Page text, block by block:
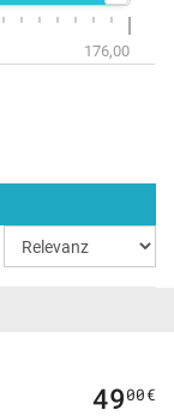
176,00
4900€